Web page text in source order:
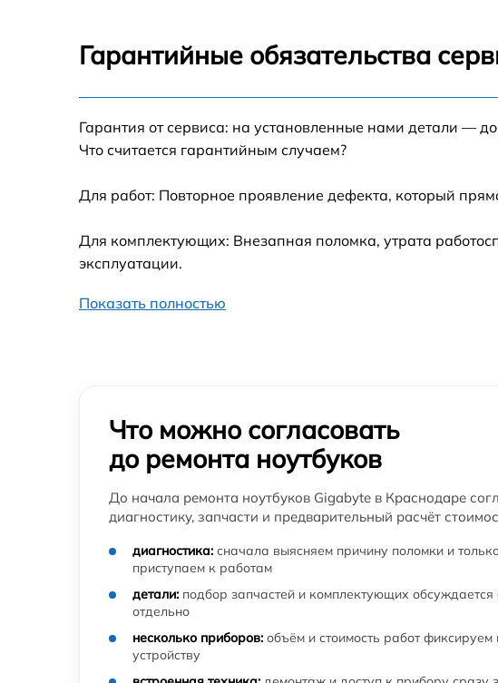
Замена системы охлаждения ноутбука
Gigabyte
Замена оперативной памяти ноутбука
Замена звуковой карты ноутбука Gigabyte
Gigabyte
Замена тачпада ноутбука Gigabyte
Настройка Wi-Fi ноутбука Gigabyte
Ремонт петель крышки ноутбука Gigabyte
Замена вебкамеры ноутбука Gigabyte
Гарантийные обязательства
Гарантия от сервиса: на установленные нами детали —
Что считается гарантийным случаем?
Для работ: Повторное проявление дефекта, который
Для комплектующих: Внезапная поломка, утрата
эксплуатации.
Показать полностью
Что можно согласовать
до ремонта ноутбуков
До начала ремонта ноутбуков Gigabyte в Краснодаре
диагностику, запчасти и предварительный расчёт
диагностика: сначала выясняем причину поломки и
приступаем к работам
детали: подбор запчастей и комплектующих обсуждается
отдельно
несколько приборов: объём и стоимость работ
устройству